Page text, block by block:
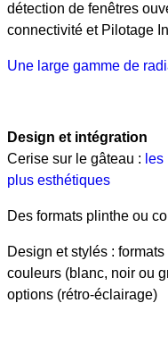
détection de fenêtres
connectivité et Pilotage
Une large gamme de
Design et intégration
Cerise sur le gâteau :
plus esthétiques
Des formats plinthe ou
Design et stylés : formats
couleurs (blanc, noir ou
options (rétro-éclairage)